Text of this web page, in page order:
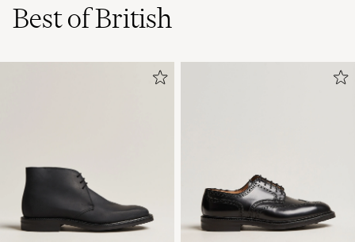
Best of British